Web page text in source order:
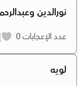
نورالدين
عدد الإعجابات
لويه